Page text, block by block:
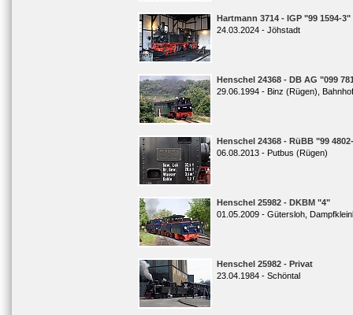
Hartmann 3714 - IGP "99 1594-3"
24.03.2024 - Jöhstadt
Henschel 24368 - DB AG "099
29.06.1994 - Binz (Rügen),
Henschel 24368 - RüBB "99
06.08.2013 - Putbus (Rügen)
Henschel 25982 - DKBM "4"
01.05.2009 - Gütersloh,
Henschel 25982 - Privat
23.04.1984 - Schöntal